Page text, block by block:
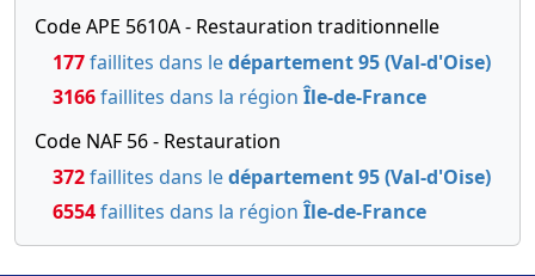
Code APE 5610A - Restauration traditionnelle
177faillites dans ledépartement 95 (Val-d'Oise)
3166faillites dans la région Île-de-France
Code NAF 56 - Restauration
372faillites dans ledépartement 95 (Val-d'Oise)
6554faillites dans la région Île-de-France